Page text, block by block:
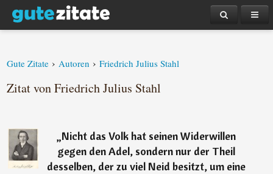
Gute Zitate › Autoren › Friedrich Julius Stahl
Zitat von Friedrich Julius Stahl
„Nicht das Volk hat seinen Widerwillen
gegen den Adel, sondern nur der Theil
desselben, der zu viel Neid besitzt, um eine